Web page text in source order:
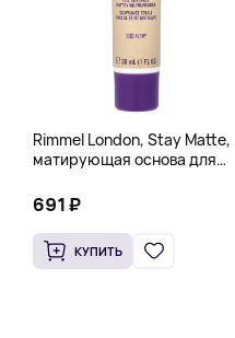
Rimmel London, Stay Matte,
матирующая основа для
оттенков слоновой кости, 30
мл (1 жидк. унц.)
691 ₽
КУПИТЬ